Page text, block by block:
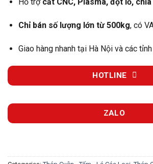
Hỗ trợ cắt CNC, Plasma, đột lỗ,
Chỉ bán số lượng lớn từ 500kg, có
Giao hàng nhanh tại Hà Nội và các
HOTLINE
ZALO